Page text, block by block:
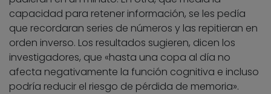
capacidad para retener información, se les pedía
que recordaran series de números y las repitieran en
orden inverso. Los resultados sugieren, dicen los
investigadores, que «hasta una copa al día no
afecta negativamente la función cognitiva e incluso
podría reducir el riesgo de pérdida de memoria».